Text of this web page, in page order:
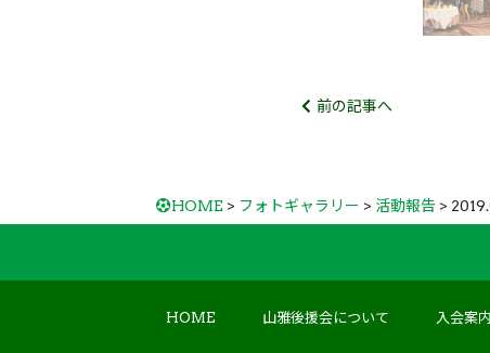
前の記事へ
HOME > フォトギャラリー > 活動報告 >
HOME 山雅後援会について 入会案内